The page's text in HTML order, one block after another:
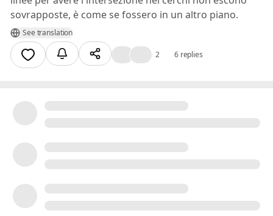
sovrapposte, è come se fossero in un altro piano.
See translation
2 6 replies